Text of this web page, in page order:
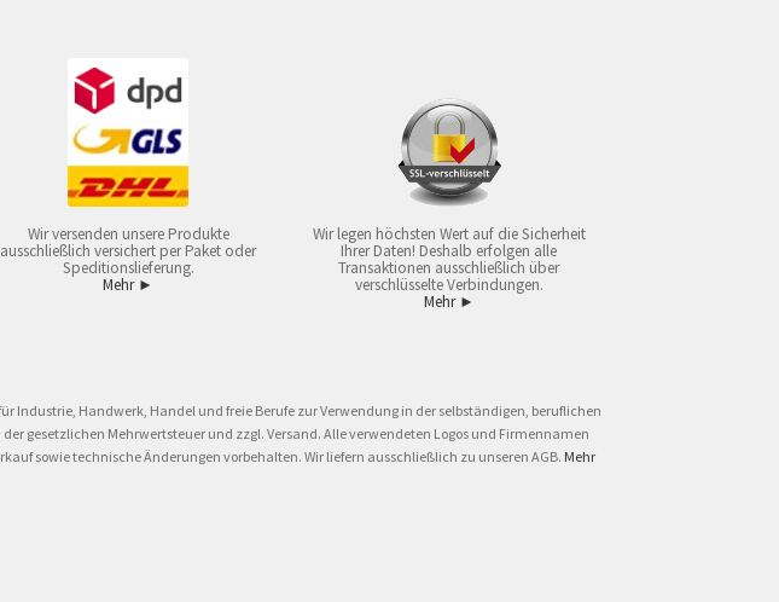
Wir versenden unsere Produkte
ausschließlich versichert per Paket oder
Speditionslieferung.
Mehr ►
Wir legen höchsten Wert auf die Sicherheit
Ihrer Daten! Deshalb erfolgen alle
Transaktionen ausschließlich über
verschlüsselte Verbindungen.
Mehr ►
Industrie, Handwerk, Handel und freie Berufe zur Verwendung in der selbständigen, beruflichen
gesetzlichen Mehrwertsteuer und zzgl. Versand. Alle verwendeten Logos und Firmennamen
sowie technische Änderungen vorbehalten. Wir liefern ausschließlich zu unseren AGB. Mehr